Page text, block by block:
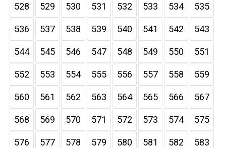
528 529 530 531 532 533 534 535
536 537 538 539 540 541 542 543
544 545 546 547 548 549 550 551
552 553 554 555 556 557 558 559
560 561 562 563 564 565 566 567
568 569 570 571 572 573 574 575
576 577 578 579 580 581 582 583